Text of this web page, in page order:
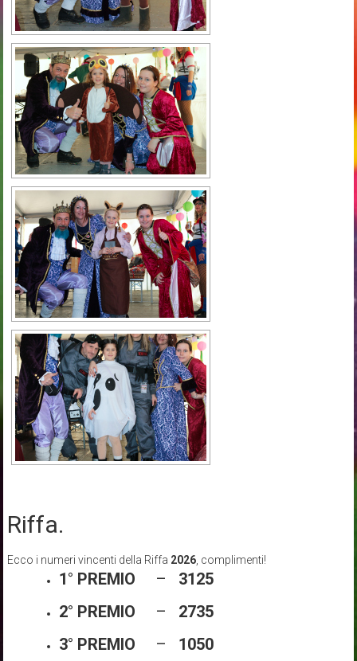
Riffa.
Ecco i numeri vincenti della Riffa 2026, complimenti!
1° PREMIO – 3125
2° PREMIO – 2735
3° PREMIO – 1050